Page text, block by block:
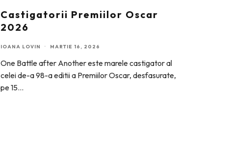
Castigatorii Premiilor Oscar
2026
IOANA LOVIN · MARTIE 16, 2026
One Battle after Another este marele castigator al
celei de-a 98-a editii a Premiilor Oscar, desfasurate,
pe 15...